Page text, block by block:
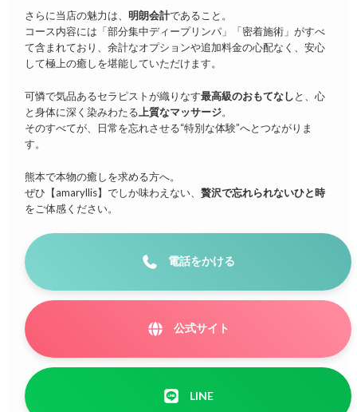
さらに当店の魅力は、明朗会計であること。
コース内容には「部分集中ディープリンパ」「密着施術」がすべ
て含まれており、余計なオプションや追加料金の心配なく、安心
して極上の癒しを堪能していただけます。
可憐で気品あるセラピストが織りなす最高級のおもてなしと、心
と身体に深く染みわたる 上質なマッサージ。
そのすべてが、日常を忘れさせる“特別な体験”へとつながりま
す。
熊本で本物の癒しを求める方へ。
ぜひ【amaryllis】でしか味わえない、贅沢で忘れられないひと時
をご体感ください。
電話をかける
公式サイト
LINE